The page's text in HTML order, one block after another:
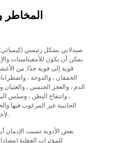
المخاطر
صيدلاني بشكل رئيسي
يمكن أن يكون للأمفيتامينات
قوية إلى قوية جدًا. من
الخفقان ، والدوخة ،
الدم ، والعجز الجنسي ، والغثيان
، وانتفاخ البطن ، وسلس
الجانبية غير المرغوب فيها
لأخذ مثبطات الشهية هائلة.
بعض الأدوية تسبب الإدمان
للمؤثرات العقلية